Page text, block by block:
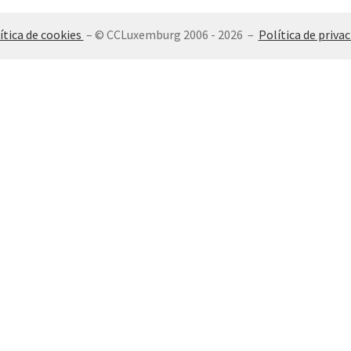
de cookies – © CCLuxemburg 2006 - 2026 – Política de